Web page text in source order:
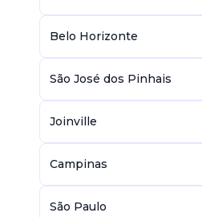
Belo Horizonte
São José dos Pinhais
Joinville
Campinas
São Paulo